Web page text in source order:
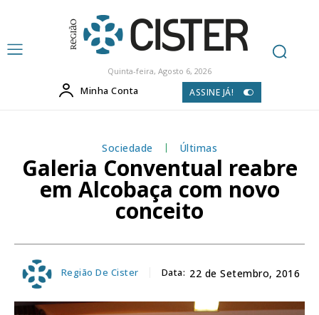
Quinta-feira, Agosto 6, 2026
Minha Conta ASSINE JÁ!
Sociedade Últimas
Galeria Conventual reabre
em Alcobaça com novo
conceito
Região De Cister Data: 22 de Setembro, 2016